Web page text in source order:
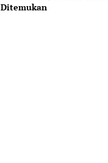
Ditemukan